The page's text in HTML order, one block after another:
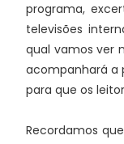
programa,
televisões
qual vamos ver
acompanhará a
para que os
Recordamos